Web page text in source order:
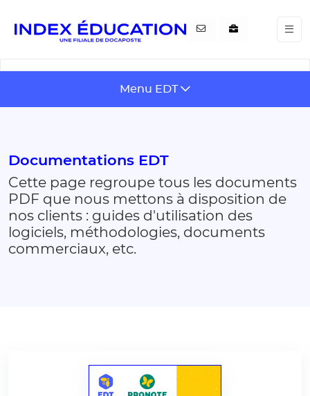
Menu EDT
Documentations EDT
Cette page regroupe tous les documents
PDF que nous mettons à disposition de
nos clients : guides d'utilisation des
logiciels, méthodologies, documents
commerciaux, etc.